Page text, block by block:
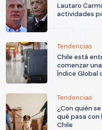
Lautaro
actividades
Tendencias
Chile está
comenzar
Índice Global
Tendencias
¿Con quién
qué pasa con
Chile